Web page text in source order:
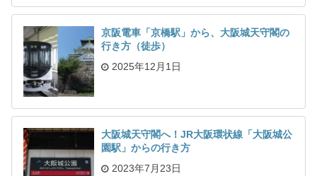
京阪電車「京橋駅」から、大阪城天守閣の
行き方（徒歩）
2025年12月1日
大阪城天守閣へ！JR大阪環状線「大阪城公
園駅」からの行き方
2023年7月23日